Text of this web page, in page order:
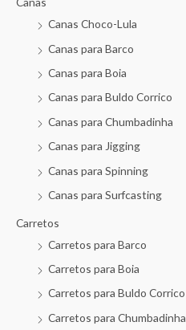
Canas Choco-Lula
Canas para Barco
Canas para Boia
Canas para Buldo Corrico
Canas para Chumbadinha
Canas para Jigging
Canas para Spinning
Canas para Surfcasting
Carretos
Carretos para Barco
Carretos para Boia
Carretos para Buldo Corrico
Carretos para Chumbadinha